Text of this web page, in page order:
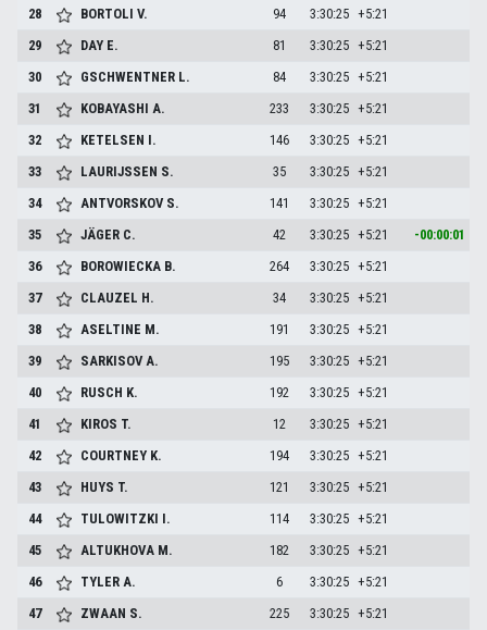
28
BORTOLIV. 94 3:30:25 +5:21
29
DAY E. 81 3:30:25 +5:21
30
GSCHWENTNER L. 84 3:30:25 +5:21
31
KOBAYASHIA. 233 3:30:25 +5:21
32
KETELSEN I. 146 3:30:25 +5:21
33
LAURIJSSEN S. 35 3:30:25 +5:21
34
ANTVORSKOV S. 141 3:30:25 +5:21
35
JÄGER C. 42 3:30:25 +5:21
-00:00:01
36
BOROWIECKA B. 264 3:30:25 +5:21
37
CLAUZEL H. 34 3:30:25 +5:21
38
ASELTINE M. 191 3:30:25 +5:21
39
SARKISOVA. 195 3:30:25 +5:21
40
RUSCH K. 192 3:30:25 +5:21
41
KIROS T. 12 3:30:25 +5:21
42
COURTNEY K. 194 3:30:25 +5:21
43
HUYS T. 121 3:30:25 +5:21
44
TULOWITZKI I. 114 3:30:25 +5:21
45
ALTUKHOVA M. 182 3:30:25 +5:21
46
TYLERA. 6 3:30:25 +5:21
47
ZWAAN S. 225 3:30:25 +5:21